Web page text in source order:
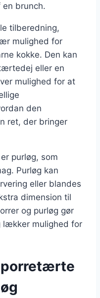
brunch.
tilberedning,
mulighed for
kokke. Den kan
eller en
mulighed for at
den
ret, der bringer
purløg, som
Purløg kan
eller blandes
dimension til
og purløg gør
mulighed for